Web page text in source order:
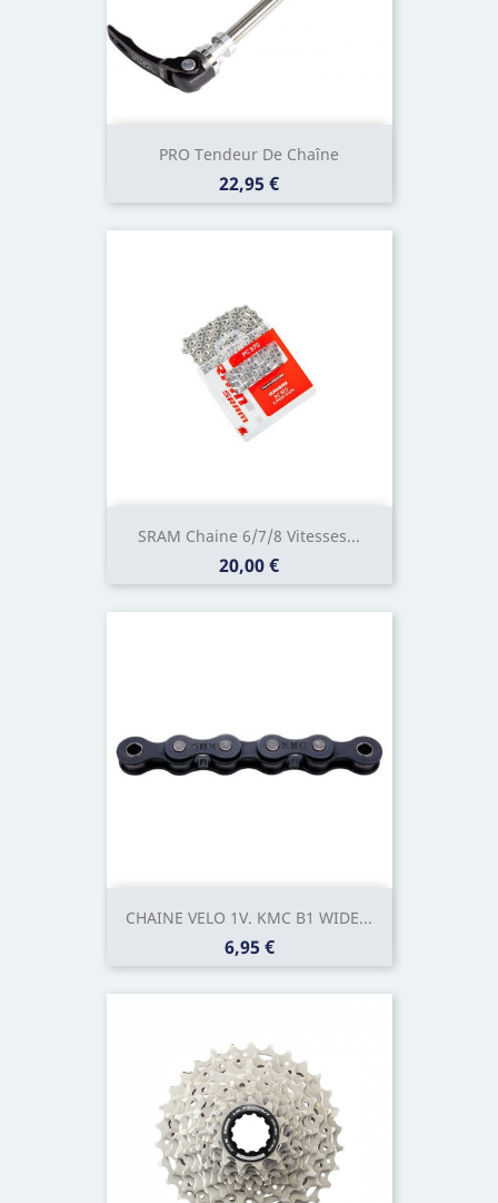
PRO Tendeur De Chaîne
Prix
22,95 €
SRAM Chaine 6/7/8 Vitesses...
Prix
20,00 €
CHAINE VELO 1V. KMC B1 WIDE...
Prix
6,95 €